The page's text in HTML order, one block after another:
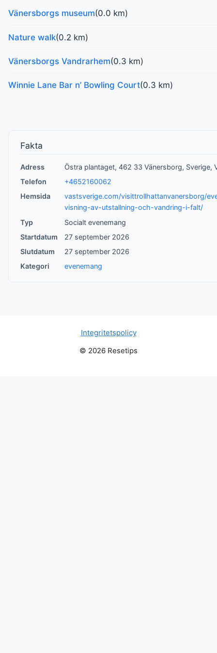
Vänersborgs museum(0.0 km)
Nature walk(0.2 km)
Vänersborgs Vandrarhem(0.3 km)
Winnie Lane Bar n’ Bowling Court(0.3 km)
Fakta
Adress
Östra plantaget, 462 33 Vänersborg, Sverige,
Telefon
+4652160062
Hemsida
vastsverige.com/visittrollhattanvanersborg/
visning-av-utstallning-och-vandring-i-falt/
Typ
Socialt evenemang
Startdatum
27 september 2026
Slutdatum
27 september 2026
Kategori
evenemang
Integritetspolicy
© 2026 Resetips